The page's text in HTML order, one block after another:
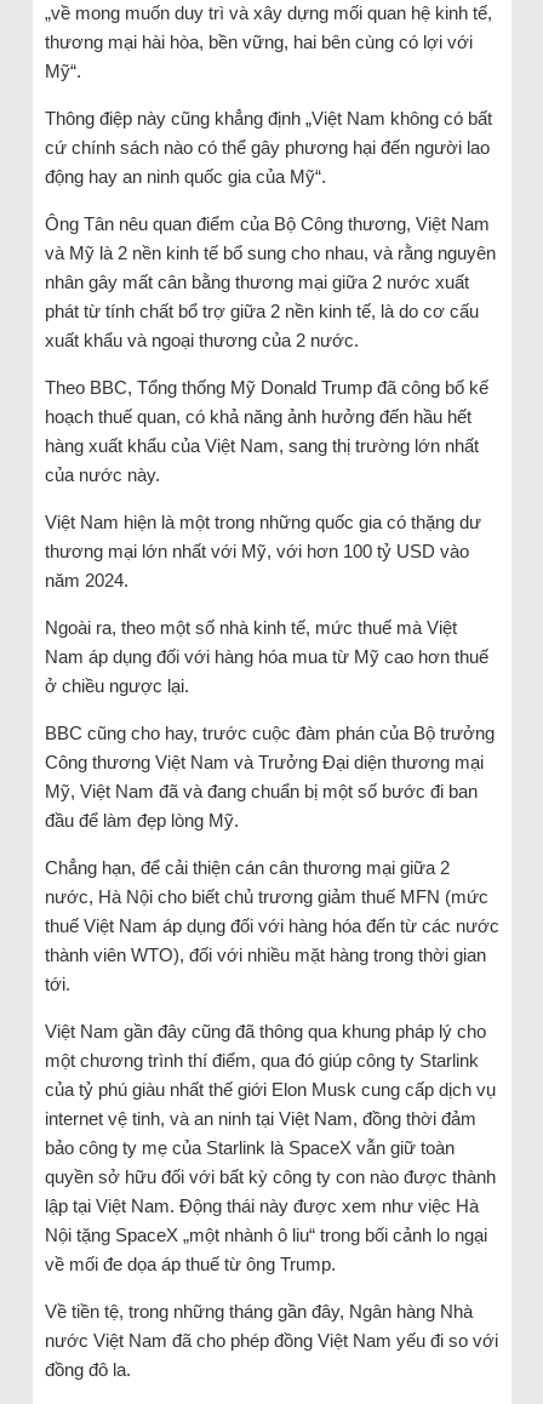
„về mong muốn duy trì và xây dựng mối quan hệ kinh tế,
thương mại hài hòa, bền vững, hai bên cùng có lợi với
Mỹ“.
Thông điệp này cũng khẳng định „Việt Nam không có bất
cứ chính sách nào có thể gây phương hại đến người lao
động hay an ninh quốc gia của Mỹ“.
Ông Tân nêu quan điểm của Bộ Công thương, Việt Nam
và Mỹ là 2 nền kinh tế bổ sung cho nhau, và rằng nguyên
nhân gây mất cân bằng thương mại giữa 2 nước xuất
phát từ tính chất bổ trợ giữa 2 nền kinh tế, là do cơ cấu
xuất khẩu và ngoại thương của 2 nước.
Theo BBC, Tổng thống Mỹ Donald Trump đã công bố kế
hoạch thuế quan, có khả năng ảnh hưởng đến hầu hết
hàng xuất khẩu của Việt Nam, sang thị trường lớn nhất
của nước này.
Việt Nam hiện là một trong những quốc gia có thặng dư
thương mại lớn nhất với Mỹ, với hơn 100 tỷ USD vào
năm 2024.
Ngoài ra, theo một số nhà kinh tế, mức thuế mà Việt
Nam áp dụng đối với hàng hóa mua từ Mỹ cao hơn thuế
ở chiều ngược lại.
BBC cũng cho hay, trước cuộc đàm phán của Bộ trưởng
Công thương Việt Nam và Trưởng Đại diện thương mại
Mỹ, Việt Nam đã và đang chuẩn bị một số bước đi ban
đầu để làm đẹp lòng Mỹ.
Chẳng hạn, để cải thiện cán cân thương mại giữa 2
nước, Hà Nội cho biết chủ trương giảm thuế MFN (mức
thuế Việt Nam áp dụng đối với hàng hóa đến từ các nước
thành viên WTO), đối với nhiều mặt hàng trong thời gian
tới.
Việt Nam gần đây cũng đã thông qua khung pháp lý cho
một chương trình thí điểm, qua đó giúp công ty Starlink
của tỷ phú giàu nhất thế giới Elon Musk cung cấp dịch vụ
internet vệ tinh, và an ninh tại Việt Nam, đồng thời đảm
bảo công ty mẹ của Starlink là SpaceX vẫn giữ toàn
quyền sở hữu đối với bất kỳ công ty con nào được thành
lập tại Việt Nam. Động thái này được xem như việc Hà
Nội tặng SpaceX „một nhành ô liu“ trong bối cảnh lo ngại
về mối đe dọa áp thuế từ ông Trump.
Về tiền tệ, trong những tháng gần đây, Ngân hàng Nhà
nước Việt Nam đã cho phép đồng Việt Nam yếu đi so với
đồng đô la.